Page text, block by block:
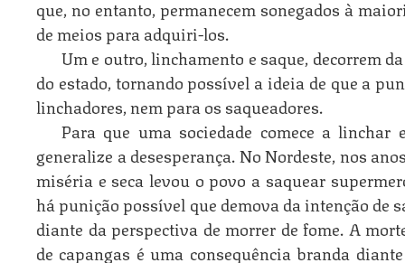
que, no entanto, permanecem sonegados à
de meios para adquiri-los.
Um e outro, linchamento e saque, decorrem
do estado, tornando possível a ideia de que a
linchadores, nem para os saqueadores.
Para que uma sociedade comece a
generalize a desesperança. No Nordeste, nos
miséria e seca levou o povo a saquear
há punição possível que demova da intenção de
diante da perspectiva de morrer de fome. A
de capangas é uma consequência branda